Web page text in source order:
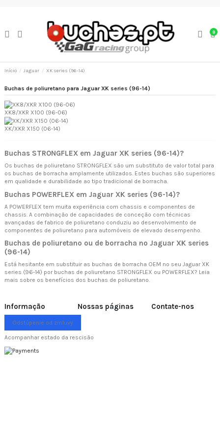
0
Início Jaguar XK series (96-14)
Buchas de poliuretano para Jaguar XK series (96-14)
XK8/XKR X100 (96-06)
XK/XKR X150 (06-14)
Buchas STRONGFLEX em Jaguar XK series (96-14)?
Os buchas de poliuretano STRONGFLEX são um substituto de valor total para
os buchas de borracha amplamente utilizados. Estes buchas são superiores
em qualidade e durabilidade ao tipo tradicional de borracha.
Buchas POWERFLEX em Jaguar XK series (96-14)?
A POWERFLEX tem muita experiência com chassis e componentes de
chassis. A combinação de capacidades de conceção com técnicas
avançadas de fabrico de poliuretano conduziu ao desenvolvimento de
componentes de poliuretano para automóveis de elevado desempenho.
Buchas de poliuretano ou de borracha no Jaguar XK series
(96-14)
Está hesitante em substituir as buchas de borracha OEM no seu Jaguar XK
series (96-14) por buchas de poliuretano STRONGFLEX ou POWERFLEX? Leia
mais sobre os benefícios dos buchas de poliuretano.
Informação Nossas páginas Contate-nos
Odstúpenie od zmluvy
Acompanhar estado da rescisão